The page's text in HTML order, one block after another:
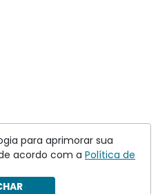
para aprimorar sua
acordo com a Política de